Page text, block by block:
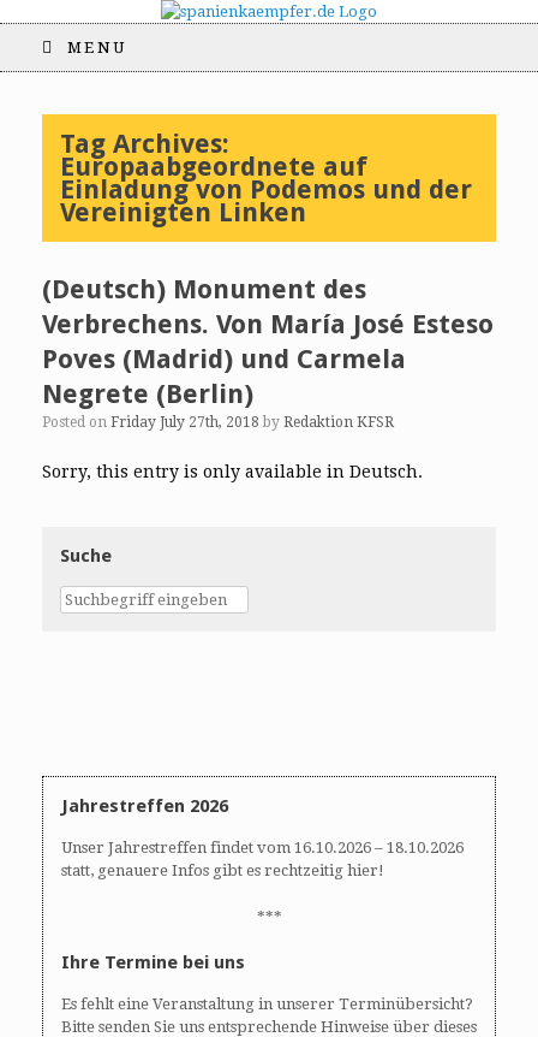
MENU
Tag Archives:
Europaabgeordnete auf
Einladung von Podemos und der
Vereinigten Linken
(Deutsch) Monument des
Verbrechens. Von María José Esteso
Poves (Madrid) und Carmela
Negrete (Berlin)
Posted on Friday July 27th, 2018 by Redaktion KFSR
Sorry, this entry is only available in Deutsch.
Suche
Jahrestreffen 2026
Unser Jahrestreffen findet vom 16.10.2026 – 18.10.2026
statt, genauere Infos gibt es rechtzeitig hier!
***
Ihre Termine bei uns
Es fehlt eine Veranstaltung in unserer Terminübersicht?
Bitte senden Sie uns entsprechende Hinweise über dieses